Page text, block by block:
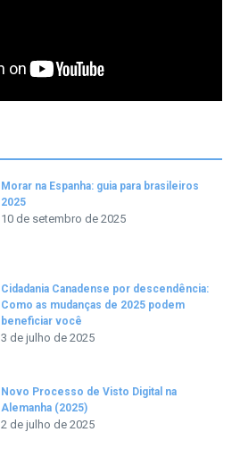
Morar na Espanha: guia para brasileiros
2025
10 de setembro de 2025
Cidadania Canadense por descendência:
Como as mudanças de 2025 podem
beneficiar você
3 de julho de 2025
Novo Processo de Visto Digital na
Alemanha (2025)
2 de julho de 2025